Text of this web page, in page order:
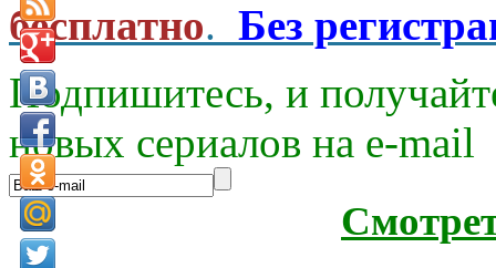
бесплатно. Без
Подпишитесь, и
новых сериалов на e-mаil